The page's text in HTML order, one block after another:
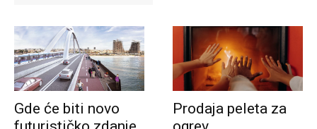
Gde će biti novo
Prodaja peleta za